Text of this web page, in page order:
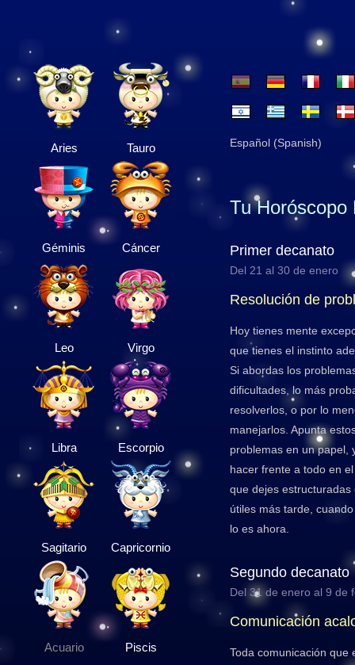
Aries Tauro
Géminis Cáncer
Leo Virgo
Libra Escorpio
Sagitario Capricornio
Acuario Piscis
Español (Spanish)
Tu Horóscopo
Primer decanato
Del 21 al 30 de enero
Resolución de
Hoy tienes mente
que tienes el instinto
Si abordas los
dificultades, lo más
resolverlos, o por lo
manejarlos. Apunta
problemas en un papel,
hacer frente a todo en
que dejes
útiles más tarde,
lo es ahora.
Segundo decanato
Del 31 de enero al 9 de
Comunicación
Toda comunicación que